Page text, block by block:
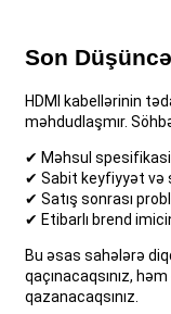
Son
HDMI kabellərinin
məhdudlaşmır.
✔ Məhsul
✔ Sabit keyfiyyət və
✔ Satış sonrası
✔ Etibarlı brend
Bu əsas sahələrə
qaçınacaqsınız,
qazanacaqsınız.